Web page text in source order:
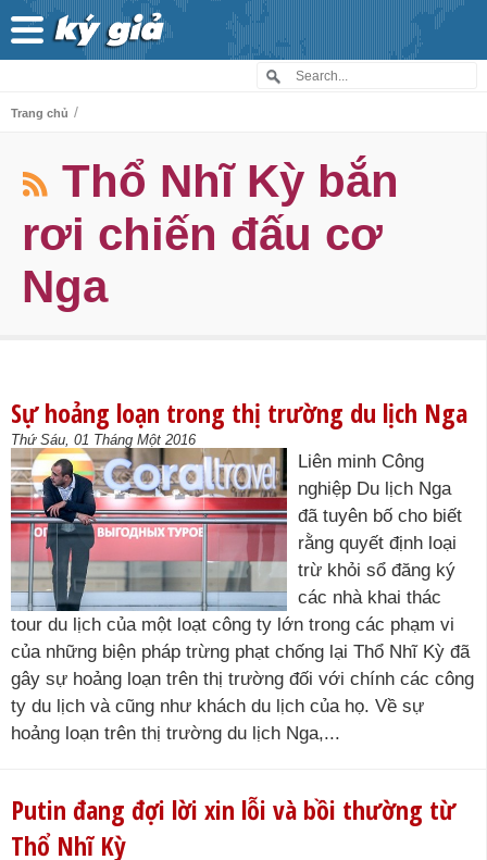
Trang chủ /
Thổ Nhĩ Kỳ bắn
rơi chiến đấu cơ
Nga
Sự hoảng loạn trong thị trường du lịch Nga
Thứ Sáu, 01 Tháng Một 2016
Liên minh Công
nghiệp Du lịch Nga
đã tuyên bố cho biết
rằng quyết định loại
trừ khỏi sổ đăng ký
các nhà khai thác
tour du lịch của một loạt công ty lớn trong các phạm vi
của những biện pháp trừng phạt chống lại Thổ Nhĩ Kỳ đã
gây sự hoảng loạn trên thị trường đối với chính các công
ty du lịch và cũng như khách du lịch của họ. Về sự
hoảng loạn trên thị trường du lịch Nga,...
Putin đang đợi lời xin lỗi và bồi thường từ
Thổ Nhĩ Kỳ